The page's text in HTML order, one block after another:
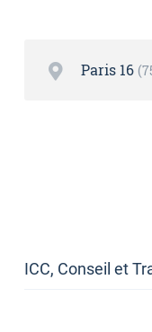
Paris 16
ICC, Conseil et